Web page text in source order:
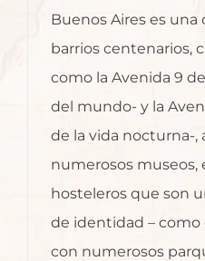
Buenos Aires es una
barrios centenarios,
como la Avenida 9
del mundo- y la
de la vida nocturna-,
numerosos
hosteleros que son
de identidad – como
con numerosos